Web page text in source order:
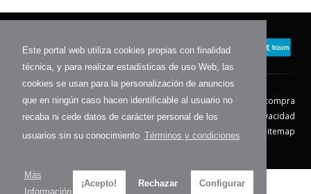
Este portal web utiliza cookies propias con finalidad
técnica, y para realizar estadísticas de uso Web, las
cookies se usan para la personalización de anuncios
que en ningún caso hacen identificable al usuario no
recaba ni cede datos de carácter personal de los
usuarios sin su conocimiento Términos y condiciones
Más
Información
¡Acepto! Rechazar Configurar
Contacto Aviso Legal
Condiciones de compra
Política de envíos
Política de devolución
Política de Privacidad
Política de Cookies
Sitemap